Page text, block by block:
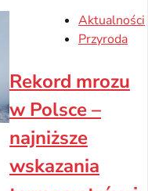
Aktualności
Przyroda
Rekord mrozu
w Polsce –
najniższe
wskazania